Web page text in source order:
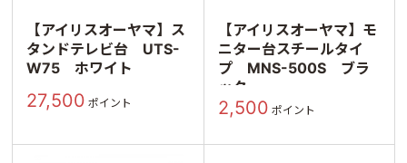
【アイリスオーヤマ】ス
タンドテレビ台 UTS-
W75 ホワイト
27,500 ポイント
【アイリスオーヤマ】モ
ニター台スチールタイ
プ MNS-500S ブラ
ック
2,500 ポイント